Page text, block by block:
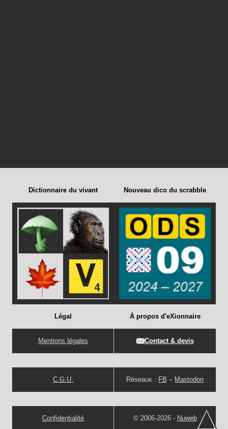
Dictionnaire du vivant Nouveau dico du scrabble
Légal
Mentions légales
C.G.U.
Confidentialité
À propos d'eXionnaire
Contact & devis
Réseaux : FB – Mastodon
© 2006-2026 - Nuweb